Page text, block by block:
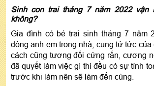
Sinh con trai tháng 7 năm 2022 vận
không?
Gia đình có bé trai sinh tháng 7 năm
đông anh em trong nhà, cung tử tức của
cách cũng tương đối cứng rắn, cương
đã quyết làm việc gì thì đều có sự tính
trước khi làm nên sẽ làm đến cùng.